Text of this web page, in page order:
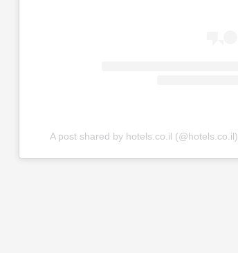
A post shared by hotels.co.il (@hotels.co.il)